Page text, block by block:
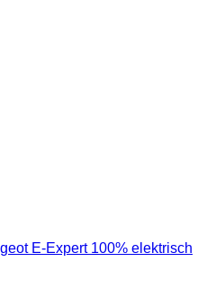
E-Expert 100% elektrisch